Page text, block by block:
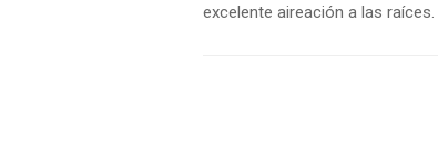
excelente aireación a las raíces.